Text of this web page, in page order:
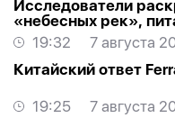
Исследователи
«небесных рек»,
19:32
7 августа
Китайский ответ
19:25 7 августа